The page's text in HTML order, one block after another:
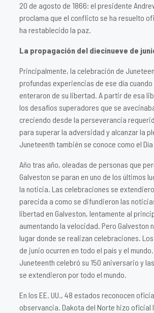
20 de agosto de 1866: el presidente
proclama que el conflicto se ha resuelto
ha restablecido la paz.
La propagación del diecinueve de
Principalmente, la celebración de
profundas experiencias de ese día cuando
enteraron de su libertad. A partir de esa
los desafíos superadores que se
creciendo desde la perseverancia
para superar la adversidad y alcanzar la
Juneteenth también se conoce como el
Año tras año, oleadas de personas que
Galveston se paran en uno de los últimos
la noticia. Las celebraciones se
parecida a como se difundieron las
libertad en Galveston, lentamente al
aumentando la velocidad. Pero Galveston
lugar donde se realizan celebraciones.
de junio ocurren en todo el país y el mundo.
Juneteenth celebró su 150 aniversario y
se extendieron por todo el mundo.
En los EE. UU., 48 estados reconocen
observancia. Dakota del Norte hizo oficial